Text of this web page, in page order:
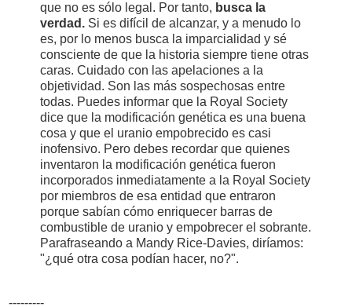
que no es sólo legal. Por tanto, busca la
verdad. Si es difícil de alcanzar, y a menudo lo
es, por lo menos busca la imparcialidad y sé
consciente de que la historia siempre tiene otras
caras. Cuidado con las apelaciones a la
objetividad. Son las más sospechosas entre
todas. Puedes informar que la Royal Society
dice que la modificación genética es una buena
cosa y que el uranio empobrecido es casi
inofensivo. Pero debes recordar que quienes
inventaron la modificación genética fueron
incorporados inmediatamente a la Royal Society
por miembros de esa entidad que entraron
porque sabían cómo enriquecer barras de
combustible de uranio y empobrecer el sobrante.
Parafraseando a Mandy Rice-Davies, diríamos:
"¿qué otra cosa podían hacer, no?".
---------